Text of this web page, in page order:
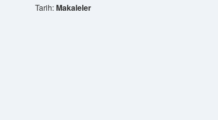
Tarih: Makaleler